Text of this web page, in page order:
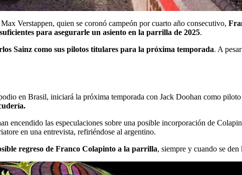
Verstappen, quien se coronó campeón por cuarto año consecutivo,
para asegurarle un asiento en la parrilla de 2025.
Sainz como sus pilotos titulares para la próxima temporada. A
en Brasil, iniciará la próxima temporada con Jack Doohan como
encendido las especulaciones sobre una posible incorporación de
en una entrevista, refiriéndose al argentino.
regreso de Franco Colapinto a la parrilla, siempre y cuando se den